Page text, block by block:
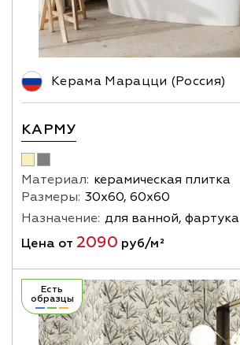
Керама Марацци (Россия)
КАРМУ
Материал: керамическая плитка
Размеры: 30х60, 60х60
Назначение: для ванной, фартука
Цена от 2090 руб/м²
Есть
образцы